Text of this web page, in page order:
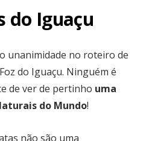
do Iguaçu
unanimidade no roteiro de
do Iguaçu. Ninguém é
de ver de pertinho uma
do Mundo!
não são uma